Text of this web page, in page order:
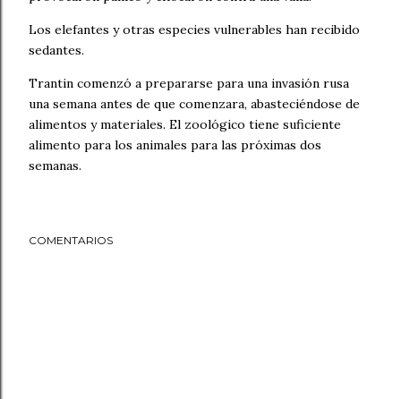
Los elefantes y otras especies vulnerables han recibido
sedantes.
Trantin comenzó a prepararse para una invasión rusa
una semana antes de que comenzara, abasteciéndose de
alimentos y materiales. El zoológico tiene suficiente
alimento para los animales para las próximas dos
semanas.
COMENTARIOS